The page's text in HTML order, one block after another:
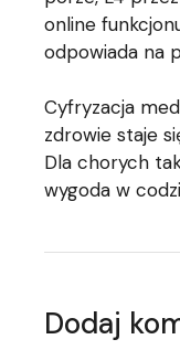
online
odpowiada na
Cyfryzacja
zdrowie staje
Dla chorych
wygoda w
Dodaj